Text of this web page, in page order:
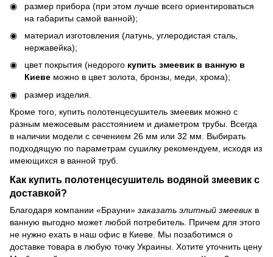
размер прибора (при этом лучше всего ориентироваться
на габариты самой ванной);
материал изготовления (латунь, углеродистая сталь,
нержавейка);
цвет покрытия (недорого купить змеевик в ванную в
Киеве можно в цвет золота, бронзы, меди, хрома);
размер изделия.
Кроме того, купить полотенцесушитель змеевик можно с
разным межосевым расстоянием и диаметром трубы. Всегда
в наличии модели с сечением 26 мм или 32 мм. Выбирать
подходящую по параметрам сушилку рекомендуем, исходя из
имеющихся в ванной труб.
Как купить полотенцесушитель водяной змеевик с
доставкой?
Благодаря компании «Брауни» заказать элитный змеевик в
ванную выгодно может любой потребитель. Причем для этого
не нужно ехать в наш офис в Киеве. Мы позаботимся о
доставке товара в любую точку Украины. Хотите уточнить цену